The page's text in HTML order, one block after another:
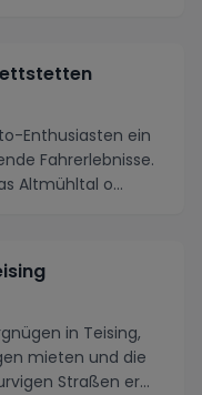
Enthusiasten ein
Fahrerlebnisse.
Altmühltal o...
in Teising,
mieten und die
Straßen er...